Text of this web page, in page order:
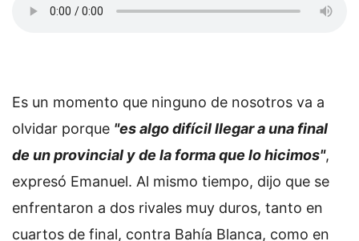
Es un momento que ninguno de nosotros va a
olvidar porque "es algo difícil llegar a una final
de un provincial y de la forma que lo hicimos",
expresó Emanuel. Al mismo tiempo, dijo que se
enfrentaron a dos rivales muy duros, tanto en
cuartos de final, contra Bahía Blanca, como en